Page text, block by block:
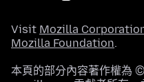
Visit Mozilla
Mozilla Foundation.
本頁的部分內容著作權為